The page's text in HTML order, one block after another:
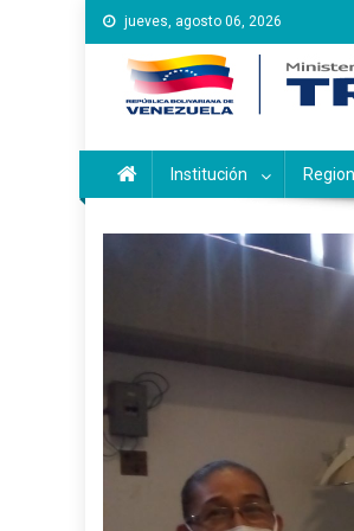
Saltar
al
contenido
jueves, agosto 06, 2026
Instituto
Inces
Institución